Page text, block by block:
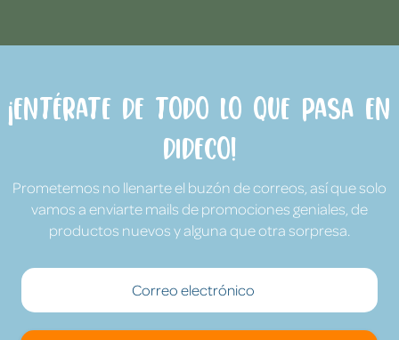
¡Entérate de todo lo que pasa en
Dideco!
Prometemos no llenarte el buzón de correos, así que solo
vamos a enviarte mails de promociones geniales, de
productos nuevos y alguna que otra sorpresa.